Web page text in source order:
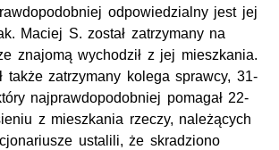
odpowiedzialny jest jej
Maciej S. został zatrzymany na
znajomą wychodził z jej mieszkania.
także zatrzymany kolega sprawcy, 31-
najprawdopodobniej pomagał 22-
z mieszkania rzeczy, należących
ustalili, że skradziono